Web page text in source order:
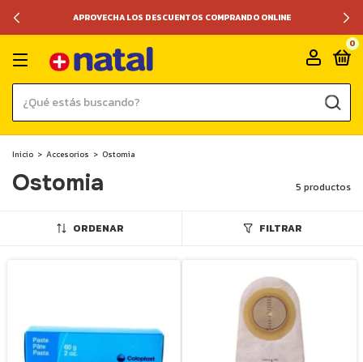
APROVECHA LOS DESCUENTOS COMPRANDO ONLINE
0
Inicio > Accesorios > Ostomia
Ostomia 5 productos
ORDENAR FILTRAR